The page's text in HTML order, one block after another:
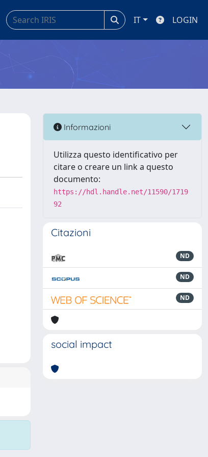
IT LOGIN
Informazioni
Utilizza questo identificativo per
citare o creare un link a questo
documento:
https://hdl.handle.net/11590/1719
92
Citazioni
ND
ND
ND
social impact